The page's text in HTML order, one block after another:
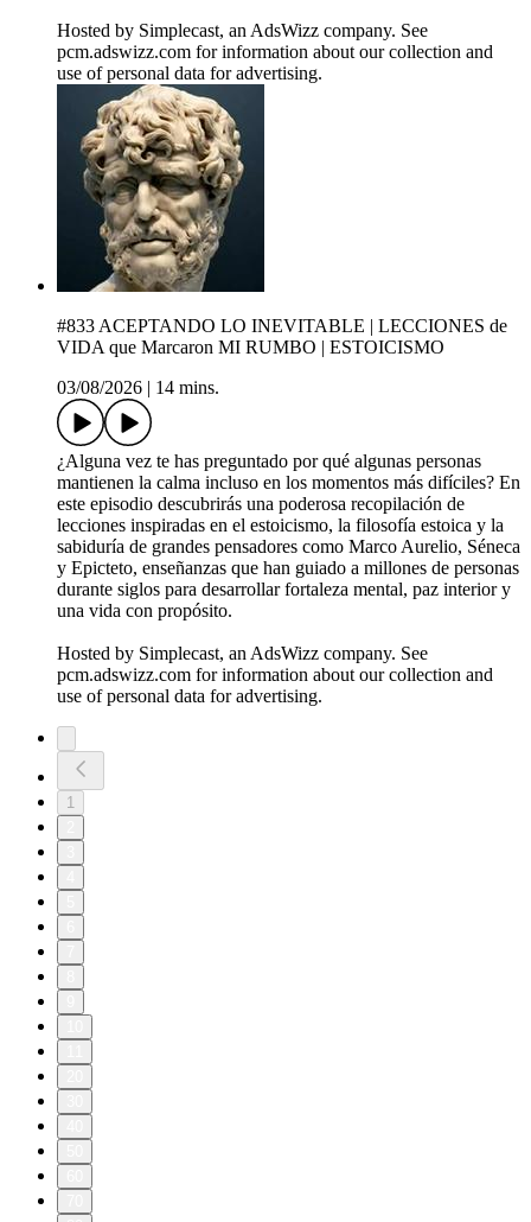
Hosted by Simplecast, an AdsWizz company. See
pcm.adswizz.com for information about our collection and
use of personal data for advertising.
#833 ACEPTANDO LO INEVITABLE | LECCIONES de
VIDA que Marcaron MI RUMBO | ESTOICISMO
03/08/2026
14 mins.
¿Alguna vez te has preguntado por qué algunas personas
mantienen la calma incluso en los momentos más difíciles? En
este episodio descubrirás una poderosa recopilación de
lecciones inspiradas en el estoicismo, la filosofía estoica y la
sabiduría de grandes pensadores como Marco Aurelio, Séneca
y Epicteto, enseñanzas que han guiado a millones de personas
durante siglos para desarrollar fortaleza mental, paz interior y
una vida con propósito.
Hosted by Simplecast, an AdsWizz company. See
pcm.adswizz.com for information about our collection and
use of personal data for advertising.
1